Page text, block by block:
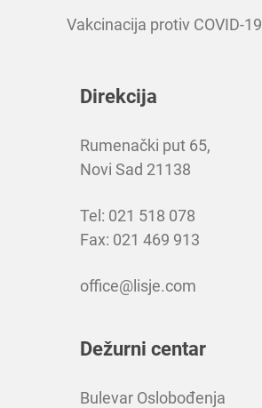
Vakcinacija protiv COVID-19
Direkcija
Rumenački put 65,
Novi Sad 21138
Tel: 021 518 078
Fax: 021 469 913
office@lisje.com
Dežurni centar
Bulevar Oslobođenja